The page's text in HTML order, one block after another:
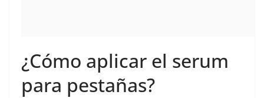
¿Cómo aplicar el serum
para pestañas?